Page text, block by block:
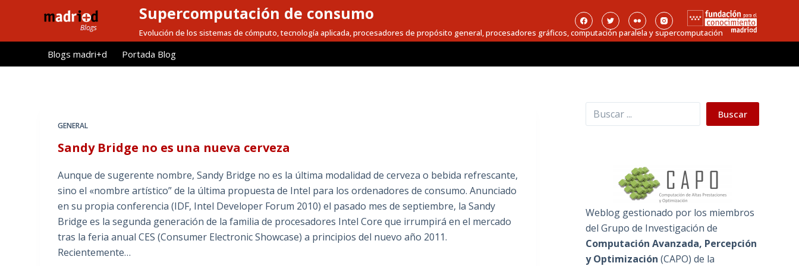
l
Supercomputación de consumo
Evolución de los sistemas de cómputo, tecnología aplicada, procesadores de propósito general, procesadores gráficos, computación paralela y supercomputación
Blogs madri+d Portada Blog
GENERAL
Sandy Bridge no es una nueva cerveza
Aunque de sugerente nombre, Sandy Bridge no es la última modalidad de cerveza o bebida refrescante,
sino el «nombre artístico” de la última propuesta de Intel para los ordenadores de consumo. Anunciado
en su propia conferencia (IDF, Intel Developer Forum 2010) el pasado mes de septiembre, la Sandy
Bridge es la segunda generación de la familia de procesadores Intel Core que irrumpirá en el mercado
tras la feria anual CES (Consumer Electronic Showcase) a principios del nuevo año 2011.
Recientemente…
Buscar Buscar
Weblog gestionado por los miembros
del Grupo de Investigación de
Computación Avanzada, Percepción
y Optimización (CAPO) de la